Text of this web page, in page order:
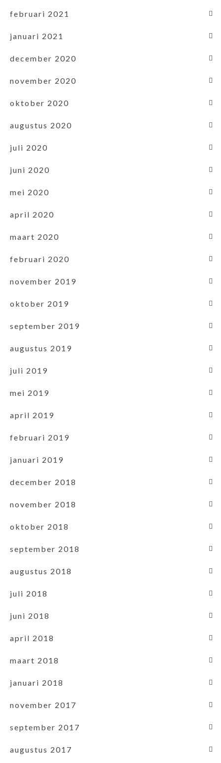
februari 2021
januari 2021
december 2020
november 2020
oktober 2020
augustus 2020
juli 2020
juni 2020
mei 2020
april 2020
maart 2020
februari 2020
november 2019
oktober 2019
september 2019
augustus 2019
juli 2019
mei 2019
april 2019
februari 2019
januari 2019
december 2018
november 2018
oktober 2018
september 2018
augustus 2018
juli 2018
juni 2018
april 2018
maart 2018
januari 2018
november 2017
september 2017
augustus 2017